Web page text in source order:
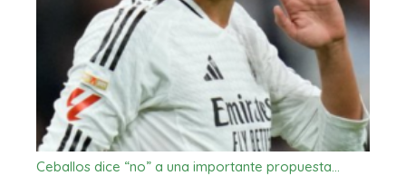
Ceballos dice “no” a una importante propuesta…